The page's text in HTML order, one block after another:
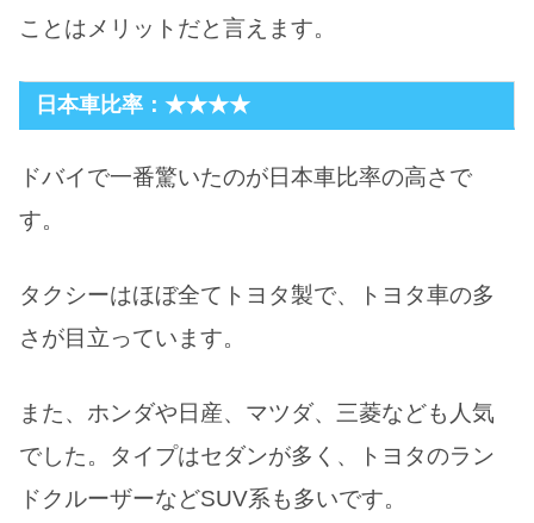
ことはメリットだと言えます。
日本車比率：★★★★
ドバイで一番驚いたのが日本車比率の高さで
す。
タクシーはほぼ全てトヨタ製で、トヨタ車の多
さが目立っています。
また、ホンダや日産、マツダ、三菱なども人気
でした。タイプはセダンが多く、トヨタのラン
ドクルーザーなどSUV系も多いです。